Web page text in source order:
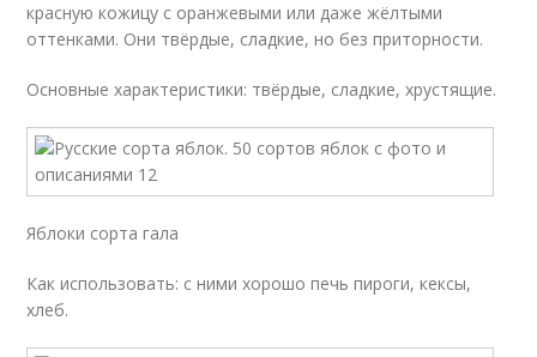
красную кожицу с оранжевыми или даже жёлтыми
оттенками. Они твёрдые, сладкие, но без приторности.
Основные характеристики: твёрдые, сладкие, хрустящие.
Яблоки сорта гала
Как использовать: с ними хорошо печь пироги, кексы,
хлеб.